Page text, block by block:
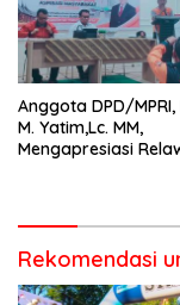
Anggota DPD/MPRI,
M. Yatim,Lc. MM,
Mengapresiasi
Rekomendasi